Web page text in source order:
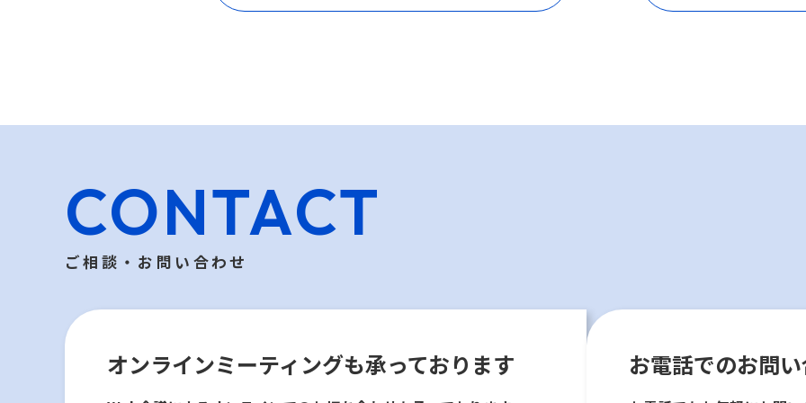
CONTACT
ご相談・お問い合わせ
オンラインミーティングも承っております お電話でのお問